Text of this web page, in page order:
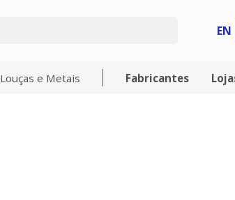
EN
Louças e Metais Fabricantes